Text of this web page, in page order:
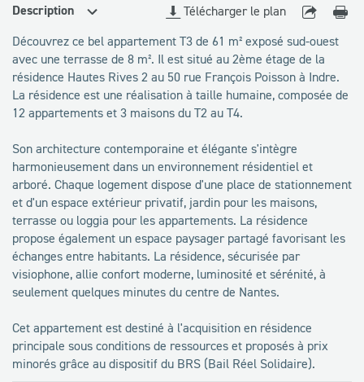
Télécharger le plan
Description
Découvrez ce bel appartement T3 de 61 m² exposé sud-ouest
avec une terrasse de 8 m². Il est situé au 2ème étage de la
résidence Hautes Rives 2 au 50 rue François Poisson à Indre.
La résidence est une réalisation à taille humaine, composée de
12 appartements et 3 maisons du T2 au T4.
Son architecture contemporaine et élégante s'intègre
harmonieusement dans un environnement résidentiel et
arboré. Chaque logement dispose d'une place de stationnement
et d'un espace extérieur privatif, jardin pour les maisons,
terrasse ou loggia pour les appartements. La résidence
propose également un espace paysager partagé favorisant les
échanges entre habitants. La résidence, sécurisée par
visiophone, allie confort moderne, luminosité et sérénité, à
seulement quelques minutes du centre de Nantes.
Cet appartement est destiné à l'acquisition en résidence
principale sous conditions de ressources et proposés à prix
minorés grâce au dispositif du BRS (Bail Réel Solidaire).